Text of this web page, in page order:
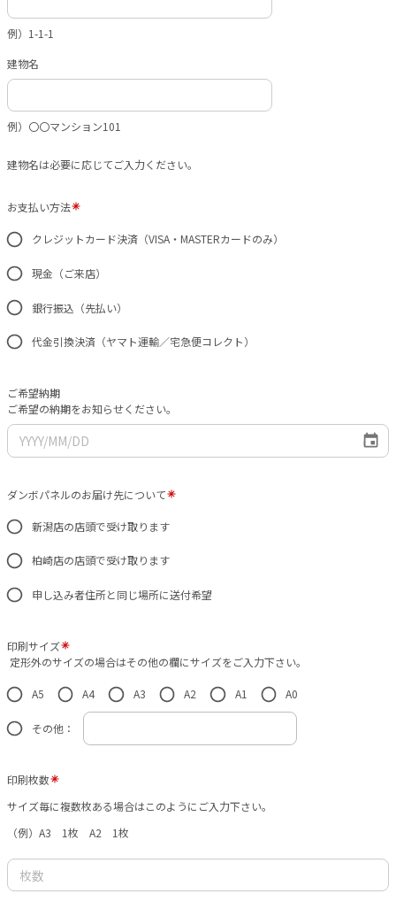
例）1-1-1
建物名
例）〇〇マンション101
建物名は必要に応じてご入力ください。
お支払い方法
クレジットカード決済（VISA・MASTERカードのみ）
現金（ご来店）
銀行振込（先払い）
代金引換決済（ヤマト運輸／宅急便コレクト）
ご希望納期
ご希望の納期をお知らせください。
ダンボパネルのお届け先について
新潟店の店頭で受け取ります
柏崎店の店頭で受け取ります
申し込み者住所と同じ場所に送付希望
印刷サイズ
定形外のサイズの場合はその他の欄にサイズをご入力下さい。
A5 A4 A3 A2 A1 A0
その他：
印刷枚数
サイズ毎に複数枚ある場合はこのようにご入力下さい。
（例）A3 1枚 A2 1枚